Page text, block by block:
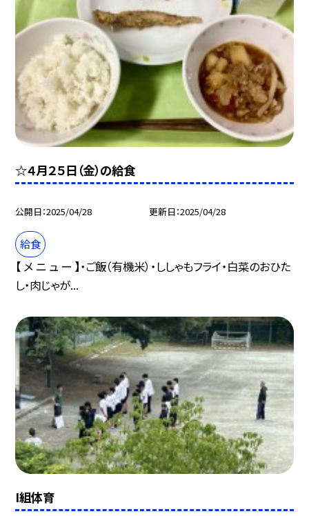
☆４月２５日（金）の給食
公開日 2025/04/28 更新日 2025/04/28
給食
【 メ ニ ュ ー 】・ご飯（有機米）・ししゃもフライ・白菜のおひた
し・肉じゃが...
I組体育